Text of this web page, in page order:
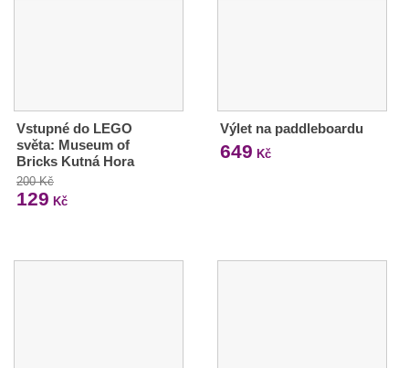
Vstupné do LEGO
světa: Museum of
Bricks Kutná Hora
200 Kč
129 Kč
Výlet na paddleboardu
649 Kč